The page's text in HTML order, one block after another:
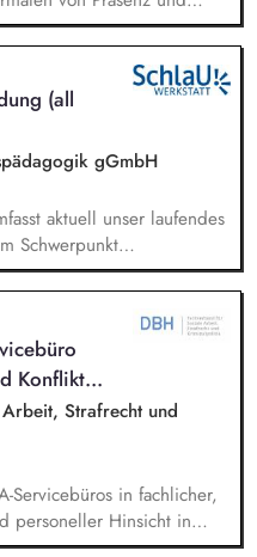
Tagen und erstellst
Plattform schlau-lernen.org.
dabei auf den
und
(all
gGmbH
aktuell unser laufendes
Schwerpunkt
sowie
bezogene Projekte
und
von der Grundschule bis in
Sprachenbildung
zielgruppengerechte und
begleitet pädagogische
offline.
Kon­flikt­...
Strafrecht und
Servicebüros in fachlicher,
personeller Hinsicht in
Teamführung: